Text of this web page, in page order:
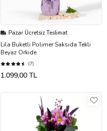
Pazar Ücretsiz Teslimat
Lila Buketli Polimer Saksıda Tekli
Beyaz Orkide
(7)
1.099,00 TL